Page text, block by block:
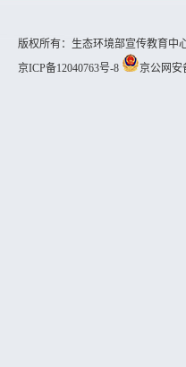
版权所有：生态环境部宣传教育中
京ICP备12040763号-8
京公网安